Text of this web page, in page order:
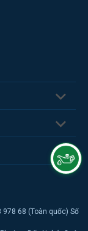
978 68 (Toàn quốc) Số